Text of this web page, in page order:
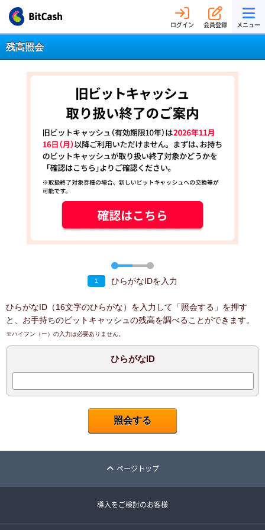
ログイン 会員登録 メニュー
残高照会
1 ひらがなIDを入力
ひらがなID（16文字のひらがな）を入力して「照会する」を押す
と、お手持ちのビットキャッシュの残高を調べることができます。
※ハイフン（ー）の入力は必要ありません。
ひらがなID
ページトップ
導入をご検討のお客様